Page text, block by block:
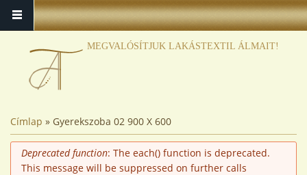
MEGVALÓSÍTJUK LAKÁSTEXTIL ÁLMAIT!
JELENLEGI HELY
Címlap » Gyerekszoba 02 900 X 600
HIBAÜZENET
Deprecated function: The each() function is deprecated.
This message will be suppressed on further calls